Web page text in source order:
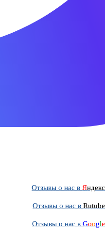
Отзывы о нас в Яндекс
Отзывы о нас вRutube
Отзывы о нас вGoogle